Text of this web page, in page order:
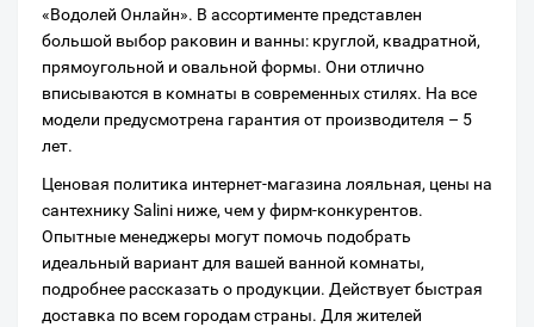
«Водолей Онлайн». В ассортименте представлен
большой выбор раковин и ванны: круглой, квадратной,
прямоугольной и овальной формы. Они отлично
вписываются в комнаты в современных стилях. На все
модели предусмотрена гарантия от производителя – 5
лет.
Ценовая политика интернет-магазина лояльная, цены на
сантехнику Salini ниже, чем у фирм-конкурентов.
Опытные менеджеры могут помочь подобрать
идеальный вариант для вашей ванной комнаты,
подробнее рассказать о продукции. Действует быстрая
доставка по всем городам страны. Для жителей